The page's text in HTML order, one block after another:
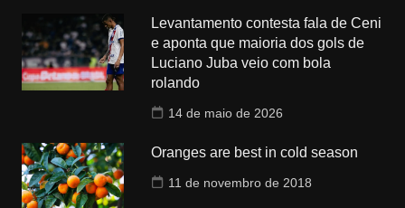
Levantamento contesta fala de Ceni
e aponta que maioria dos gols de
Luciano Juba veio com bola
rolando
14 de maio de 2026
Oranges are best in cold season
11 de novembro de 2018